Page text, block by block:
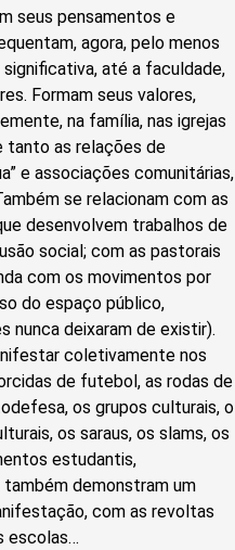
seus pensamentos e
agora, pelo menos
até a faculdade,
Formam seus valores,
na família, nas igrejas
tanto as relações de
e associações comunitárias,
se relacionam com as
desenvolvem trabalhos de
social; com as pastorais
com os movimentos por
do espaço público,
nunca deixaram de existir).
coletivamente nos
de futebol, as rodas de
os grupos culturais, o
os saraus, os slams, os
estudantis,
demonstram um
com as revoltas
escolas…